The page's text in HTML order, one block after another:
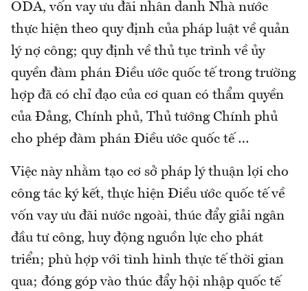
ODA, vốn vay ưu đãi nhân danh Nhà nước
thực hiện theo quy định của pháp luật về quản
lý nợ công; quy định về thủ tục trình về ủy
quyền đàm phán Điều ước quốc tế trong trường
hợp đã có chỉ đạo của cơ quan có thẩm quyền
của Đảng, Chính phủ, Thủ tướng Chính phủ
cho phép đàm phán Điều ước quốc tế …
Việc này nhằm tạo cơ sở pháp lý thuận lợi cho
công tác ký kết, thực hiện Điều ước quốc tế về
vốn vay ưu đãi nước ngoài, thúc đẩy giải ngân
đầu tư công, huy động nguồn lực cho phát
triển; phù hợp với tình hình thực tế thời gian
qua; đóng góp vào thúc đẩy hội nhập quốc tế